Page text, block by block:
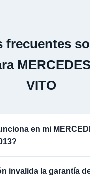
frecuentes
VITO
en mi
invalida la garantía